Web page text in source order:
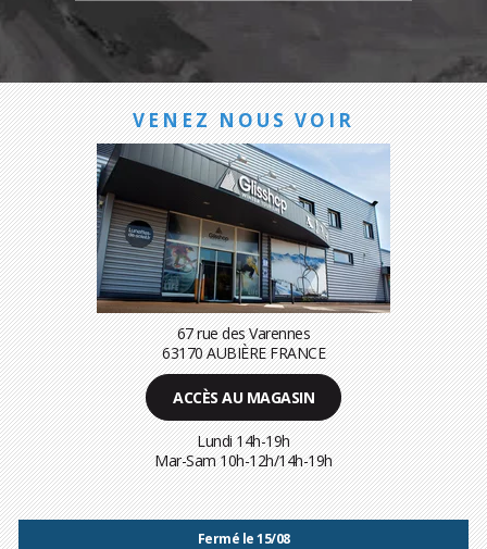
VENEZ NOUS VOIR
67 rue des Varennes
63170 AUBIÈRE FRANCE
ACCÈS AU MAGASIN
Lundi 14h-19h
Mar-Sam 10h-12h/14h-19h
Fermé le 15/08